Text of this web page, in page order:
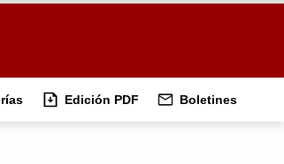
Edición PDF Boletines